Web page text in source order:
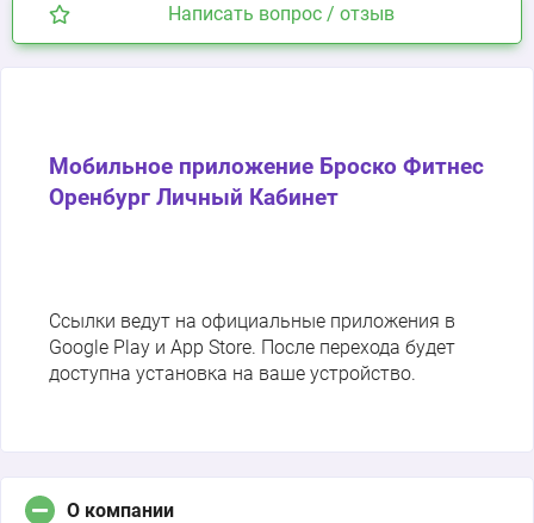
Написать вопрос / отзыв
Мобильное приложение Броско Фитнес
Оренбург Личный Кабинет
Ссылки ведут на официальные приложения в
Google Play и App Store. После перехода будет
доступна установка на ваше устройство.
О компании